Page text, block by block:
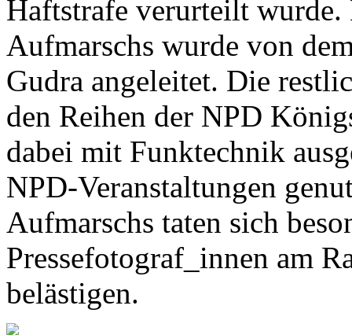
Haftstrafe verurteilt wurde.
Aufmarschs wurde von
Gudra angeleitet. Die
den Reihen der NPD
dabei mit Funktechnik
NPD-Veranstaltungen
Aufmarschs taten sich
Pressefotograf_innen am
belästigen.